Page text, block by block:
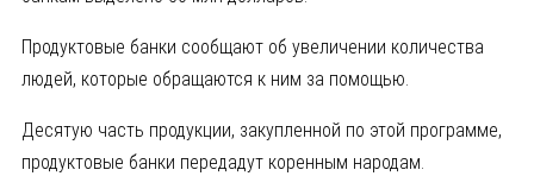
Продуктовые банки сообщают об увеличении количества
людей, которые обращаются к ним за помощью.
Десятую часть продукции, закупленной по этой программе,
продуктовые банки передадут коренным народам.